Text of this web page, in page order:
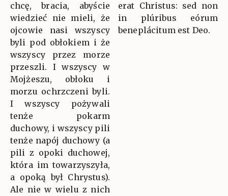
chcę, bracia, abyście
wiedzieć nie mieli, że
ojcowie nasi wszyscy
byli pod obłokiem i że
wszyscy przez morze
przeszli. I wszyscy w
Mojżeszu, obłoku i
morzu ochrzczeni byli.
I wszyscy pożywali
tenże pokarm
duchowy, i wszyscy pili
tenże napój duchowy (a
pili z opoki duchowej,
która im towarzyszyła,
a opoką był Chrystus).
Ale nie w wielu z nich
erat Christus: sed non
in plúribus eórum
beneplácitum est Deo.